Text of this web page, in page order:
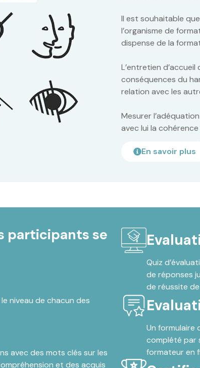
Il est souhaitable
l’organisme de
dispense de la
L’entretien
conséquences du
relation avec les
Mesurer
avec lui la
En savoir plus
participants se
niveau de chacun des
avec des mots clés sur les
et des acquis
Quiz
de réponses
de réussite
Un formulaire
complété par
formateur en